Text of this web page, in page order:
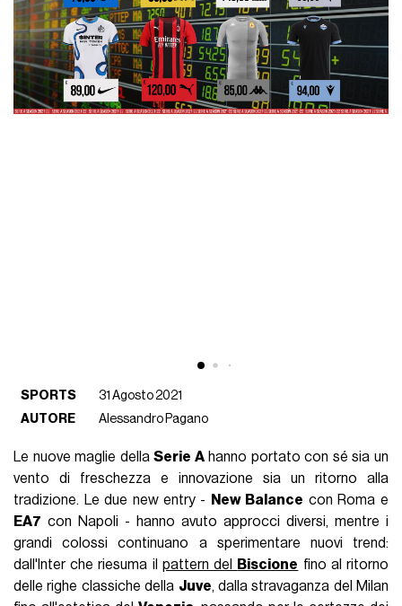
SPORTS
31 Agosto 2021
AUTORE
Alessandro Pagano
Le nuove maglie dellaSerie Ahanno portato con sé sia un
vento di freschezza e innovazione sia un ritorno alla
tradizione. Le due new entry -
New Balance con Roma e
EA7 con Napoli - hanno avuto approcci diversi, mentre i
grandi colossi continuano a sperimentare nuovi trend:
dall'Inter che riesuma il pattern del Biscione fino al ritorno
delle righe classiche della Juve, dalla stravaganza del Milan